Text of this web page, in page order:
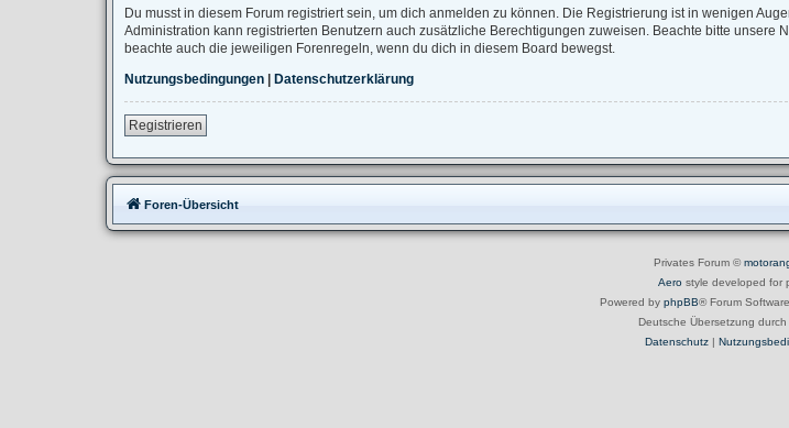
Du musst in diesem Forum registriert sein, um dich anmelden zu können. Die Registrierung ist in wenigen
Administration kann registrierten Benutzern auch zusätzliche Berechtigungen zuweisen. Beachte bitte
beachte auch die jeweiligen Forenregeln, wenn du dich in diesem Board bewegst.
Nutzungsbedingungen
Datenschutzerklärung
Registrieren
Foren-Übersicht
Privates Forum ©
Aero style developed for
Powered by phpBB® Forum
Deutsche Übersetzung durch
Datenschutz|